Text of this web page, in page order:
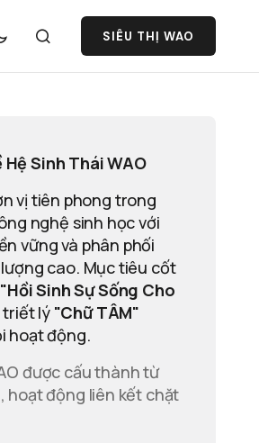
SIÊU THỊ WAO
Sinh Thái WAO
vị tiên phong trong
nghệ sinh học với
vững và phân phối
cao. Mục tiêu cốt
"Hồi Sinh Sự Sống Cho
triết lý "Chữ TÂM"
hoạt động.
được cấu thành từ
hoạt động liên kết chặt